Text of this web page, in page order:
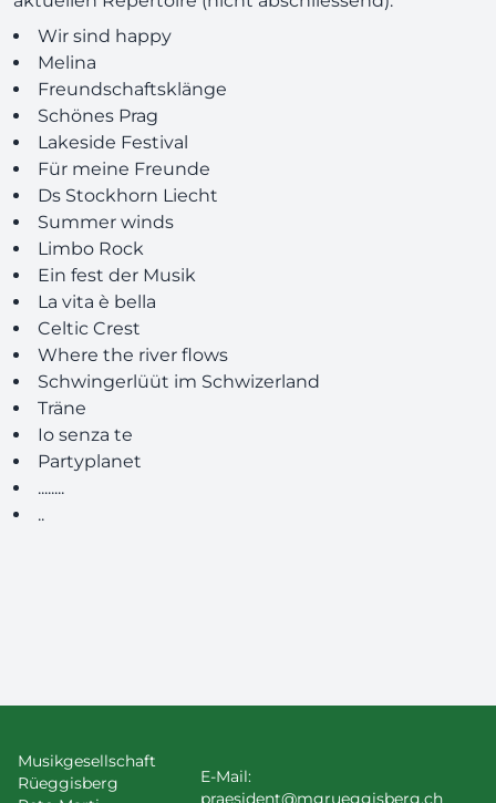
Wir sind happy
Melina
Freundschaftsklänge
Schönes Prag
Lakeside Festival
Für meine Freunde
Ds Stockhorn Liecht
Summer winds
Limbo Rock
Ein fest der Musik
La vita è bella
Celtic Crest
Where the river flows
Schwingerlüüt im Schwizerland
Träne
Io senza te
Partyplanet
........
..
Musikgesellschaft
Rüeggisberg
E-Mail:
praesident@mgrueggisberg.ch